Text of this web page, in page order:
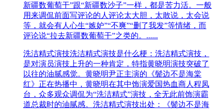
新疆数葡萄干”跟“新疆数沙子”一样，都是苦力活。一般
用来调侃前面写评论的人评论太大胆，太敢说，太会说
等，就会有人心生“嫉妒”“不爽”“删了我发”等情绪，而
评论说“拉去新疆数葡萄干”之类的。......
洗洁精式演技洗洁精式演技是什么梗：洗洁精式演技，
是对演员演技上升的一种肯定，特指黄晓明演技突破了
以往的油腻感觉。黄晓明尹正主演的《鬓边不是海棠
红》正在热播中，黄晓明在其中饰演爱国热血商人程凤
台，众多观众调侃为“洗洁精式”演技，全无此前饰演霸
道总裁时的油腻感。洗洁精式演技出处：《鬓边不是海